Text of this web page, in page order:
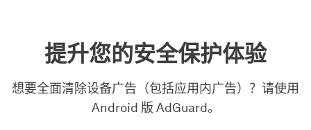
提升您的安全保护体验
想要全面清除设备广告（包括应用内广告）？请使用
Android 版 AdGuard。